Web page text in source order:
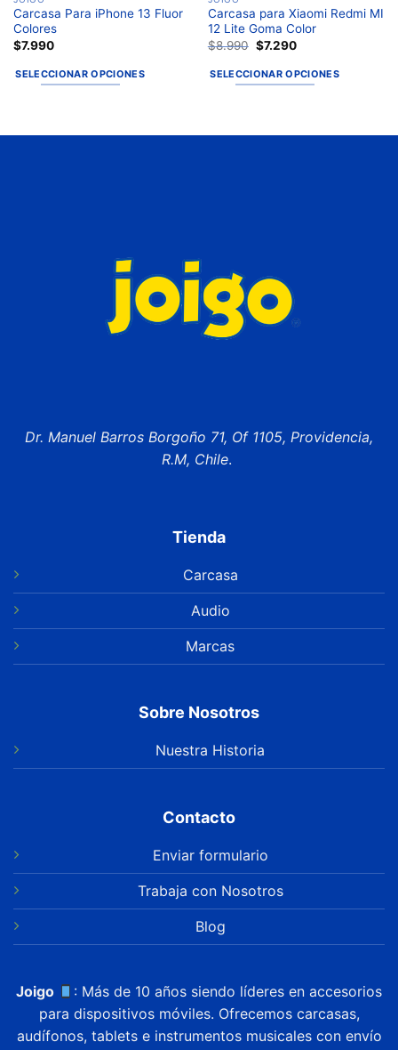
Carcasa Para iPhone 13 Fluor
Colores
$7.990
SELECCIONAR OPCIONES
Carcasa para Xiaomi Redmi MI
12 Lite Goma Color
$8.990 $7.290
SELECCIONAR OPCIONES
Dr. Manuel Barros Borgoño 71, Of 1105, Providencia,
R.M, Chile.
Tienda
Carcasa
Audio
Marcas
Sobre Nosotros
Nuestra Historia
Contacto
Enviar formulario
Trabaja con Nosotros
Blog
Joigo
: Más de 10 años siendo líderes en accesorios
para dispositivos móviles. Ofrecemos carcasas,
audífonos, tablets e instrumentos musicales con envío